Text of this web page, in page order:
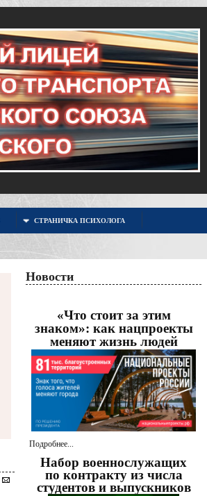
СТРАНИЧКА ПСИХОЛОГА
Новости
«Что стоит за этим
знаком»: как нацпроекты
меняют жизнь людей
Подробнее...
Набор военнослужащих
по контракту из числа
студентов и выпускников